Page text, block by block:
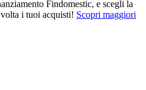
Findomestic, e scegli la
i tuoi acquisti! Scopri maggiori